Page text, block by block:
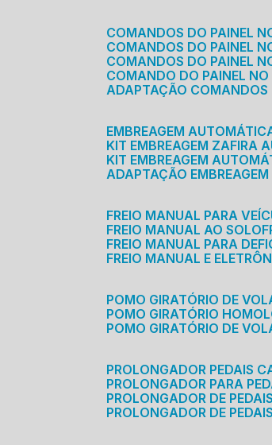
COMANDOS DO PAINEL
COMANDOS DO PAINEL
COMANDOS DO PAINEL
COMANDO DO PAINEL
ADAPTAÇÃO
EMBREAGEM
KIT EMBREAGEM ZAFIRA
KIT EMBREAGEM
ADAPTAÇÃO
FREIO MANUAL PARA
FREIO MANUAL AO SOLO
FREIO MANUAL PARA
FREIO MANUAL E
POMO GIRATÓRIO DE
POMO GIRATÓRIO
POMO GIRATÓRIO DE
PROLONGADOR PEDAIS
PROLONGADOR PARA
PROLONGADOR DE
PROLONGADOR DE